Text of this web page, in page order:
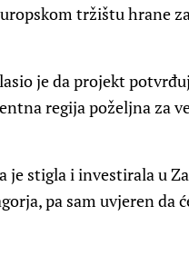
tržištu hrane
je da projekt
regija poželjna za
je stigla i investirala u
pa sam uvjeren da